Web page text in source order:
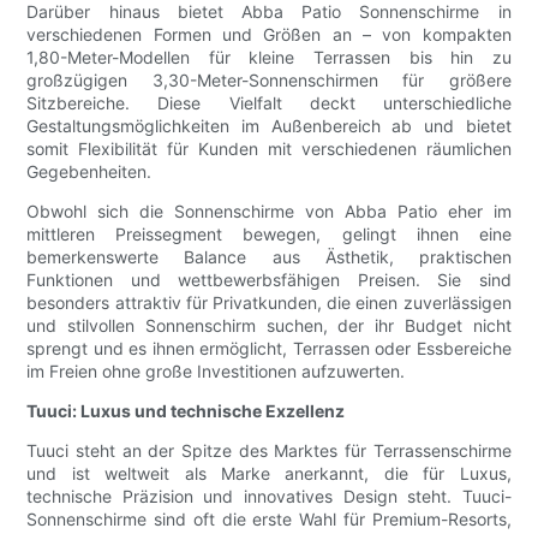
Darüber hinaus bietet Abba Patio Sonnenschirme in
verschiedenen Formen und Größen an – von kompakten
1,80-Meter-Modellen für kleine Terrassen bis hin zu
großzügigen 3,30-Meter-Sonnenschirmen für größere
Sitzbereiche. Diese Vielfalt deckt unterschiedliche
Gestaltungsmöglichkeiten im Außenbereich ab und bietet
somit Flexibilität für Kunden mit verschiedenen räumlichen
Gegebenheiten.
Obwohl sich die Sonnenschirme von Abba Patio eher im
mittleren Preissegment bewegen, gelingt ihnen eine
bemerkenswerte Balance aus Ästhetik, praktischen
Funktionen und wettbewerbsfähigen Preisen. Sie sind
besonders attraktiv für Privatkunden, die einen zuverlässigen
und stilvollen Sonnenschirm suchen, der ihr Budget nicht
sprengt und es ihnen ermöglicht, Terrassen oder Essbereiche
im Freien ohne große Investitionen aufzuwerten.
Tuuci: Luxus und technische Exzellenz
Tuuci steht an der Spitze des Marktes für Terrassenschirme
und ist weltweit als Marke anerkannt, die für Luxus,
technische Präzision und innovatives Design steht. Tuuci-
Sonnenschirme sind oft die erste Wahl für Premium-Resorts,